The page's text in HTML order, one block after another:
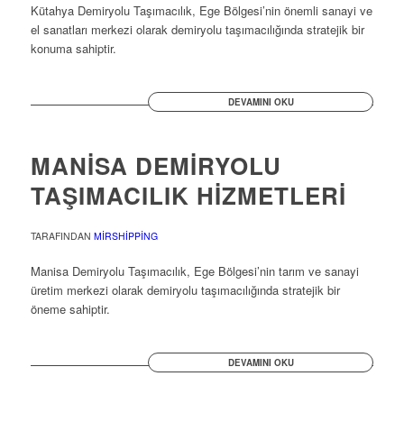
Kütahya Demiryolu Taşımacılık, Ege Bölgesi’nin önemli sanayi ve
el sanatları merkezi olarak demiryolu taşımacılığında stratejik bir
konuma sahiptir.
DEVAMINI OKU
MANİSA DEMİRYOLU
TAŞIMACILIK HİZMETLERİ
TARAFINDAN MIRSHIPPING
Manisa Demiryolu Taşımacılık, Ege Bölgesi’nin tarım ve sanayi
üretim merkezi olarak demiryolu taşımacılığında stratejik bir
öneme sahiptir.
DEVAMINI OKU